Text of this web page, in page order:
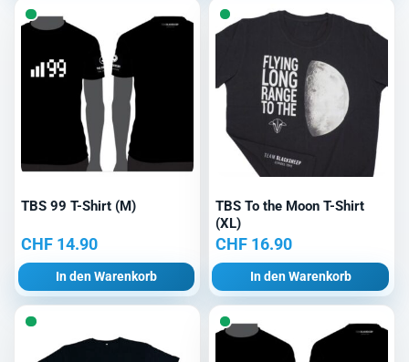
TBS 99 T-Shirt (M)
CHF 14.90
In den Warenkorb
TBS To the Moon T-Shirt
(XL)
CHF16.90
In den Warenkorb